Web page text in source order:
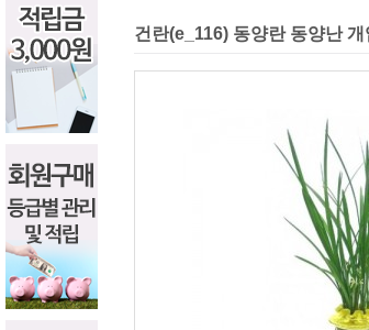
건란(e_116) 동양란 동양난